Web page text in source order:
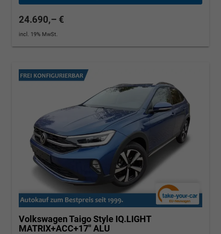
24.690,– €
incl. 19% MwSt.
Volkswagen TaigoStyle IQ.LIGHT
MATRIX+ACC+17'' ALU